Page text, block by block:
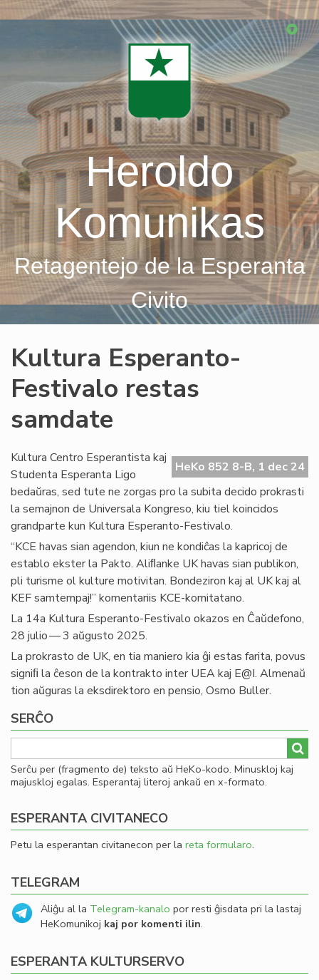
Skip
Heroldo
Komunikas
Retagentejo de la Esperanta
Civito
Kultura Esperanto-
Festivalo restas
samdate
HeKo 852 8-B, 1 dec 24
Kultura Centro Esperantista kaj
Studenta Esperanta Ligo
bedaŭras, sed tute ne zorgas pro la subita decido prokrasti
la semajnon de Universala Kongreso, kiu tiel koincidos
grandparte kun Kultura Esperanto-Festivalo.
“KCE havas sian agendon, kiun ne kondiĉas la kapricoj de
establo ekster la Pakto. Aliﬂanke UK havas sian publikon,
pli turisme ol kulture motivitan. Bondeziron kaj al UK kaj al
KEF samtempaj!” komentariis KCE-komitatano.
La 14a Kultura Esperanto-Festivalo okazos en Ĉaŭdefono,
28 julio — 3 aŭgusto 2025.
La prokrasto de UK, en tia maniero kia ĝi estas farita, povus
signiﬁ la ĉeson de la kontrakto inter UEA kaj E@I. Almenaŭ
tion aŭguras la eksdirektoro en pensio, Osmo Buller.
SERĈO
Serĉu per (fragmento de) teksto aŭ HeKo-kodo. Minuskloj kaj
majuskloj egalas. Esperantaj literoj ankaŭ en x-formato.
ESPERANTA CIVITANECO
Petu la esperantan civitanecon per la reta formularo.
TELEGRAM
Aliĝu al la Telegram-kanalo por resti ĝisdata pri la lastaj
HeKomunikoj kaj por komenti ilin.
ESPERANTA KULTURSERVO